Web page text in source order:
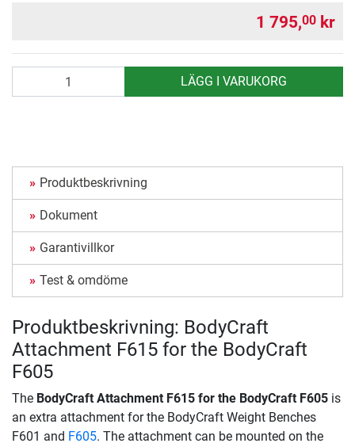
1 795,00 kr
LÄGG I VARUKORG
Produktbeskrivning
Dokument
Garantivillkor
Test & omdöme
Produktbeskrivning: BodyCraft
Attachment F615 for the BodyCraft
F605
The BodyCraft Attachment F615 for the BodyCraft F605 is
an extra attachment for the BodyCraft Weight Benches
F601 and F605. The attachment can be mounted on the